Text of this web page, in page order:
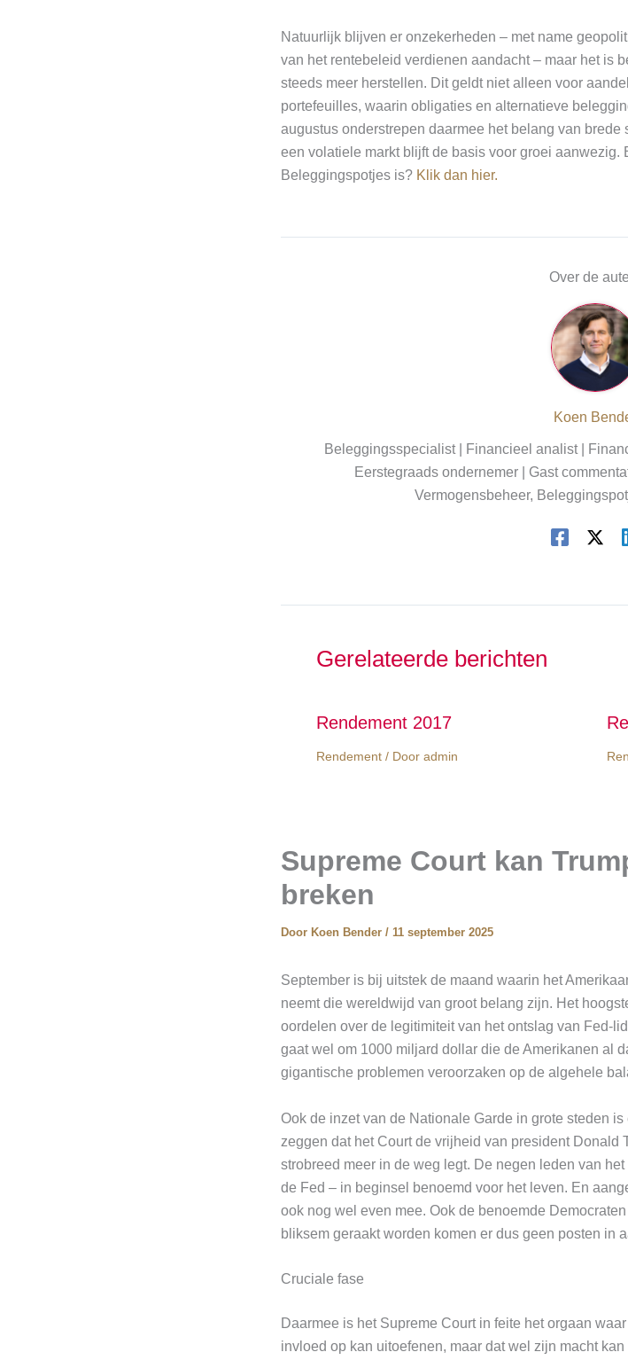
Natuurlijk blijven er onzekerheden – met name
van het rentebeleid verdienen aandacht – maar het is
steeds meer herstellen. Dit geldt niet alleen voor
portefeuilles, waarin obligaties en alternatieve
augustus onderstrepen daarmee het belang van
een volatiele markt blijft de basis voor groei aanwezig.
Beleggingspotjes is? Klik dan hier.
Over de
Koen
Beleggingsspecialist | Financieel analist |
Eerstegraads ondernemer | Gast
Vermogensbeheer,
Gerelateerde berichten
Rendement 2017
Rendement / Door admin
Supreme Court kan
breken
Door Koen Bender / 11 september 2025
September is bij uitstek de maand waarin het
neemt die wereldwijd van groot belang zijn. Het
oordelen over de legitimiteit van het ontslag van Fed-
gaat wel om 1000 miljard dollar die de Amerikanen al
gigantische problemen veroorzaken op de algehele
Ook de inzet van de Nationale Garde in grote steden
zeggen dat het Court de vrijheid van president Donald
strobreed meer in de weg legt. De negen leden van
de Fed – in beginsel benoemd voor het leven. En
ook nog wel even mee. Ook de benoemde
bliksem geraakt worden komen er dus geen posten in
Cruciale fase
Daarmee is het Supreme Court in feite het orgaan
invloed op kan uitoefenen, maar dat wel zijn macht